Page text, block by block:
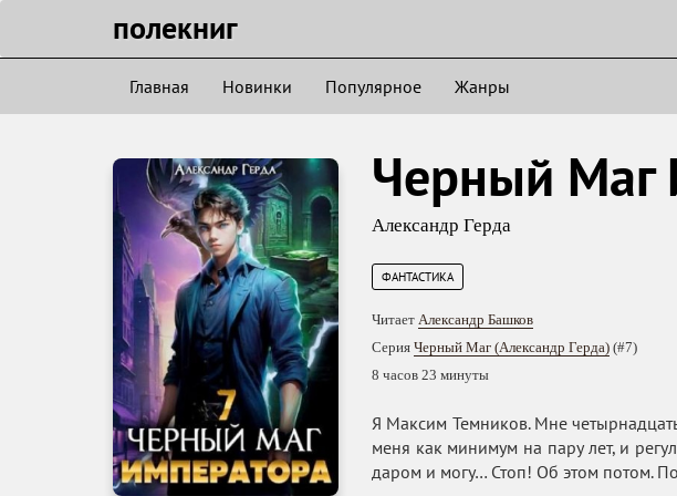
полекниг
Главная Новинки Популярное Жанры
Черный Маг
Александр Герда
ФАНТАСТИКА
Читает Александр Башков
Серия Черный Маг (Александр Герда) (#7)
8 часов 23 минуты
Я Максим Темников. Мне
меня как минимум на пару лет, и
даром и могу… Стоп! Об этом потом.